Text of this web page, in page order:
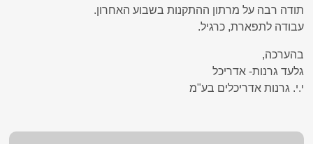
תודה רבה על מרתון ההתקנות בשבוע האחרון.
עבודה לתפארת, כרגיל.
בהערכה,
גלעד גרנות- אדריכל
י.י. גרנות אדריכלים בע"מ